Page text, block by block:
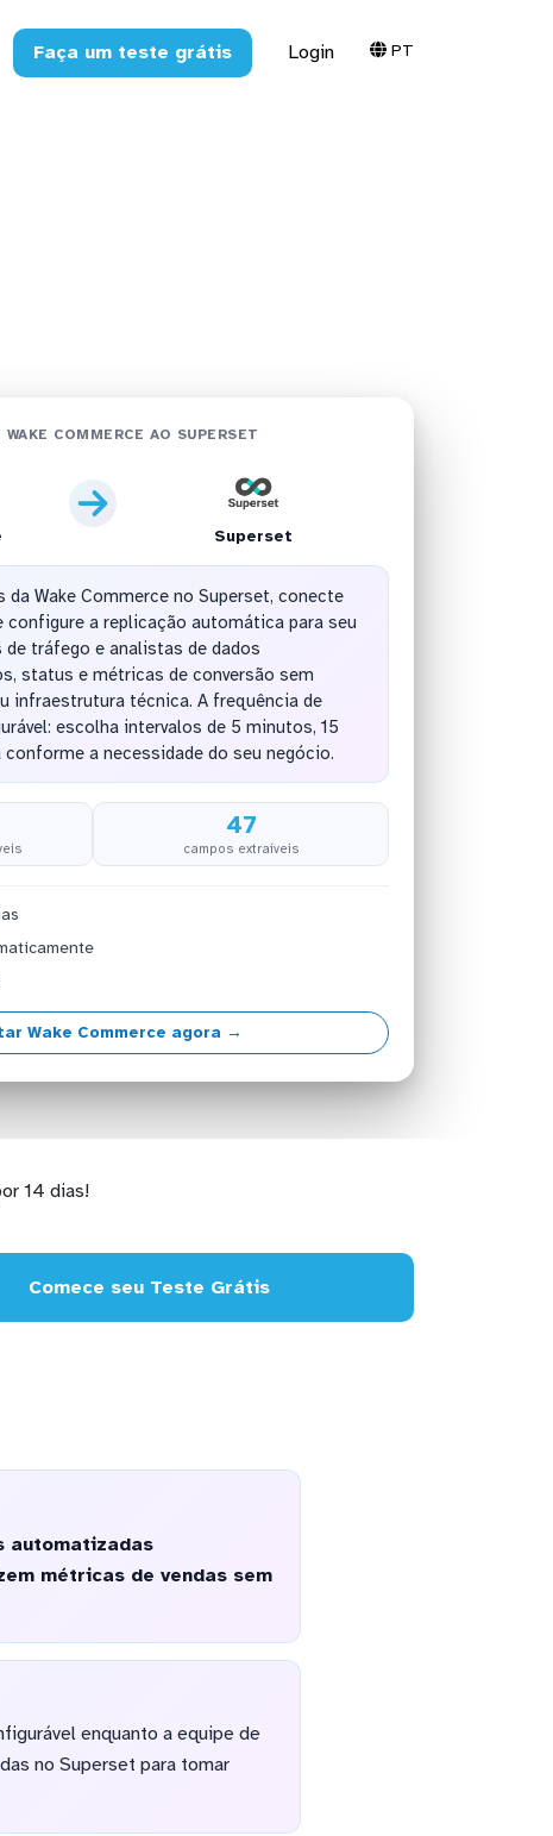
Faça um teste grátis Login PT
WAKE COMMERCE AO SUPERSET
Superset
da Wake Commerce no Superset, conecte
configure a replicação automática para seu
de tráfego e analistas de dados
status e métricas de conversão sem
infraestrutura técnica. A frequência de
escolha intervalos de 5 minutos, 15
a necessidade do seu negócio.
47
campos extraíveis
Wake Commerce agora →
14 dias!
Comece seu Teste Grátis
automatizadas
métricas de vendas sem
enquanto a equipe de
no Superset para tomar